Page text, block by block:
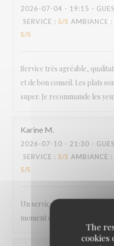
The
cookies
2026-07-04 - 19:15 -
SERVICE : 5/5 AMBIANCE :
5/5
Service très agréable,
et de bon conseil. Les plats
super. Je recommande les
Karine M
2026-07-10 - 21:30 -
SERVICE : 5/5 AMBIANCE :
5/5
Un service toujours agréable,
moment de plaisir